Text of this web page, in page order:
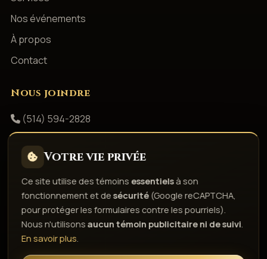
Nos événements
À propos
Contact
Nous joindre
(514) 594-2828
Facebook
Politique de confidentialité Conditions d'utilisation
Droits d'auteur & responsabilitéPolitique de témoins
Votre vie privée
Ce site utilise des témoinsessentielsà son
fonctionnement et desécurité (Google reCAPTCHA,
pour protéger les formulaires contre les pourriels).
Nous n'utilisonsaucun témoin publicitaire ni de suivi.
En savoir plus.